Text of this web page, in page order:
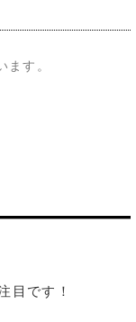
す。
目です！